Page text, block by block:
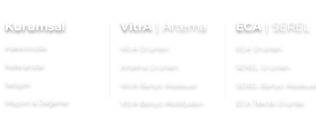
Kurumsal
Hakkımızda
Referanslar
İletişim
Misyon & Değerler
VitrA Artema
VitrA Ürünleri
Artema Ürünleri
VitrA Banyo Aksesuar
VitrA Banyo Mobilyaları
ECA SEREL
ECA Ürünleri
SEREL Ürünleri
SEREL Banyo Aksesuar
ECA Teknik Ürünler